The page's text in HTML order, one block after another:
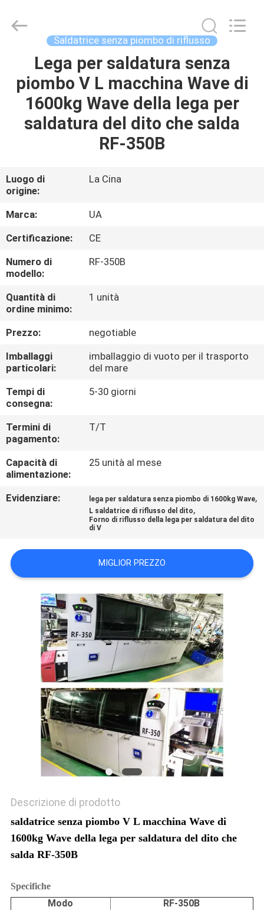
CASA
PRODOTTI
GIRO
DELLA
FABBRICA
CONTROLLO
DI
QUALITÀ
CONTATTICI
NOTIZIE
RICHIEDA
UNA
CITAZIONE
VR
DEL
SITO
PRIVACY
POLICY
UNIQUE
AUTOMATION
Saldatrice senza piombo di riflusso
Lega per saldatura senza
piombo V L macchina Wave di
1600kg Wave della lega per
saldatura del dito che salda
RF-350B
Luogo di
origine:
La Cina
Marca:
UA
Certificazione:
CE
Numero di
modello:
RF-350B
Quantità di
ordine minimo:
1 unità
Prezzo:
negotiable
Imballaggi
particolari:
imballaggio di vuoto per il trasporto
del mare
Tempi di
consegna:
5-30 giorni
Termini di
pagamento:
T/T
Capacità di
alimentazione:
25 unità al mese
Evidenziare: lega per saldatura senza piombo di 1600kg Wave,
L saldatrice di riflusso del dito,
Forno di riflusso della lega per saldatura del dito
di V
MIGLIOR PREZZO
Descrizione di prodotto
saldatrice senza piombo V L macchina Wave di
1600kg Wave della lega per saldatura del dito che
salda RF-350B
Specifiche
Modo RF-350B